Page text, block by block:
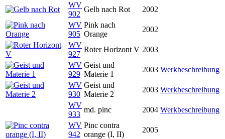
WV
902
Gelb nach Rot
2002
WV
905
Pink nach
Orange
2002
WV
927
Roter Horizont V 2003
WV
929
Geist und
Materie 1
2003 Werkbeschreibung
WV
930
Geist und
Materie 2
2003 Werkbeschreibung
WV
933
md. pinc 2004 Werkbeschreibung
WV
942
Pinc contra
orange (I, II)
2005